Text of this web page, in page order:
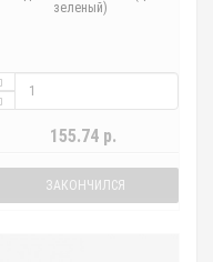
зеленый)
155.74 р.
ЗАКОНЧИЛСЯ